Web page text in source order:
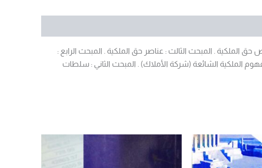
الملكية . المبحث الثالث : عناصر حق الملكية . المبحث الرابع :
الملكية الشائعة (شركة الأملاك) . المبحث الثاني : سلطات